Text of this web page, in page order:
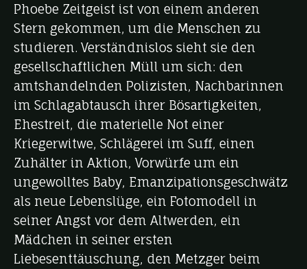
Phoebe Zeitgeist ist von einem anderen
Stern gekommen, um die Menschen zu
studieren. Verständnislos sieht sie den
gesellschaftlichen Müll um sich: den
amtshandelnden Polizisten, Nachbarinnen
im Schlagabtausch ihrer Bösartigkeiten,
Ehestreit, die materielle Not einer
Kriegerwitwe, Schlägerei im Suff, einen
Zuhälter in Aktion, Vorwürfe um ein
ungewolltes Baby, Emanzipationsgeschwätz
als neue Lebenslüge, ein Fotomodell in
seiner Angst vor dem Altwerden, ein
Mädchen in seiner ersten
Liebesenttäuschung, den Metzger beim